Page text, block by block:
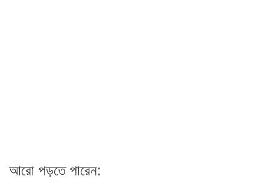
আরো পড়তে পারেন: